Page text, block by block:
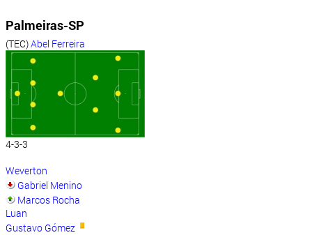
Palmeiras-SP
(TEC)Abel Ferreira
4-3-3
Weverton
Gabriel Menino
Marcos Rocha
Luan
Gustavo Gómez